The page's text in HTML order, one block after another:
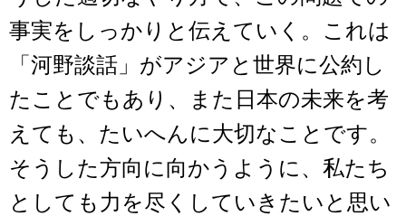
事実をしっかりと伝えていく。これは
「河野談話」がアジアと世界に公約し
たことでもあり、また日本の未来を考
えても、たいへんに大切なことです。
そうした方向に向かうように、私たち
としても力を尽くしていきたいと思い